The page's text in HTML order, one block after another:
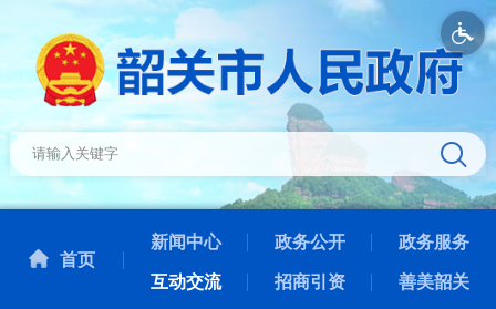
首页
新闻中心 政务公开 政务服务
互动交流 招商引资 善美韶关